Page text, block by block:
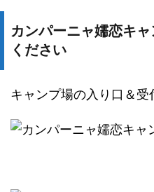
カンパーニャ嬬恋キ
ください
キャンプ場の入り口＆